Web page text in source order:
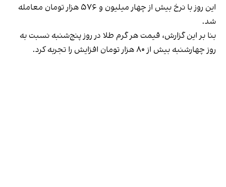
این روز با نرخ بیش از چهار میلیون و ۵۷۶ هزار تومان معامله
شد.
بنا بر این گزارش، قیمت هر گرم طلا در روز پنج‌شنبه نسبت به
روز چهارشنبه بیش از ۸۰ هزار تومان افزایش را تجربه کرد.